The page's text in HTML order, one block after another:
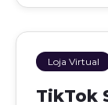
Loja Virtual
TikTok